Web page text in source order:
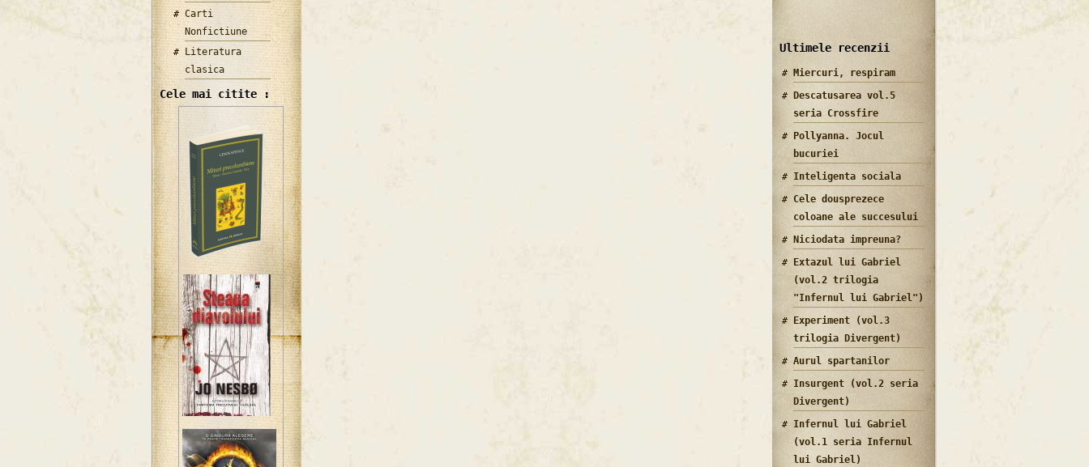
Carti
Nonfictiune
Literatura
clasica
Cele mai citite :
Ultimele recenzii
Miercuri, respiram
Descatusarea vol.5
seria Crossfire
Pollyanna. Jocul
bucuriei
Inteligenta sociala
Cele dousprezece
coloane ale succesului
Niciodata impreuna?
Extazul lui Gabriel
(vol.2 trilogia
"Infernul lui Gabriel")
Experiment (vol.3
trilogia Divergent)
Aurul spartanilor
Insurgent (vol.2 seria
Divergent)
Infernul lui Gabriel
(vol.1 seria Infernul
lui Gabriel)